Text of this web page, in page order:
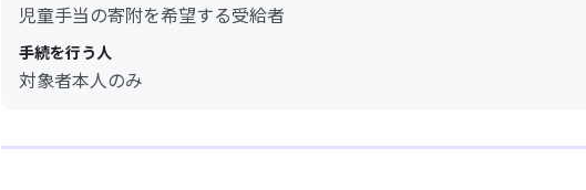
児童手当の寄附を希望する受給者
手続を行う人
対象者本人のみ